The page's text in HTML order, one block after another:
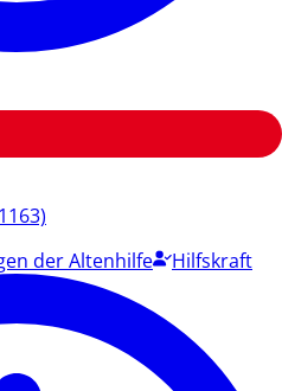
der Altenhilfe Hilfskraft